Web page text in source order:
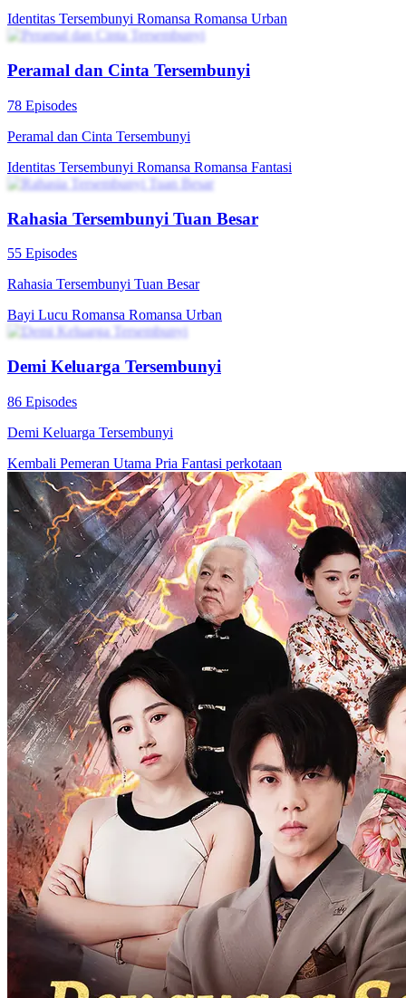
Rahasia Cucu Triliuner
80 Episodes
Putri Sultan yang baru pulang dari luar negeri memilih bekerja di
perusahaan kecil dengan identitas tersembunyi. Namun, ia terkejut
saat seseorang berpura-pura menjadi dirinya dan mengaku sebagai
pewaris kekayaan. Demi membongkar kebohongan itu, ia memulai
aksi balas dendam yang penuh kejutan.
Identitas TersembunyiRomansaPewaris
Jatuh Cinta Tanpa Kenal